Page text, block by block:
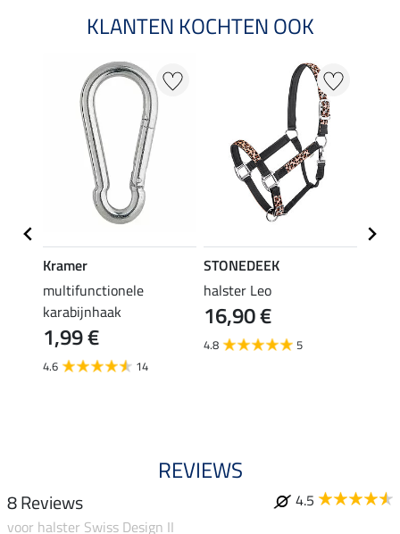
KLANTEN KOCHTEN OOK
Kramer
multifunctionele
karabijnhaak
1,99 €
4.6 14
STONEDEEK
halster Leo
16,90 €
4.8 5
REVIEWS
8 Reviews
4.5
voor halster Swiss Design II